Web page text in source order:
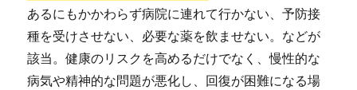
あるにもかかわらず病院に連れて行かない、予防接
種を受けさせない、必要な薬を飲ませない。などが
該当。健康のリスクを高めるだけでなく、慢性的な
病気や精神的な問題が悪化し、回復が困難になる場